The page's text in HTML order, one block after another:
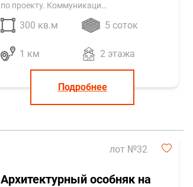
по проекту. Коммуникаци…
300 кв.м 5 соток
1 км 2 этажа
Подробнее
лот №32
Архитектурный особняк на